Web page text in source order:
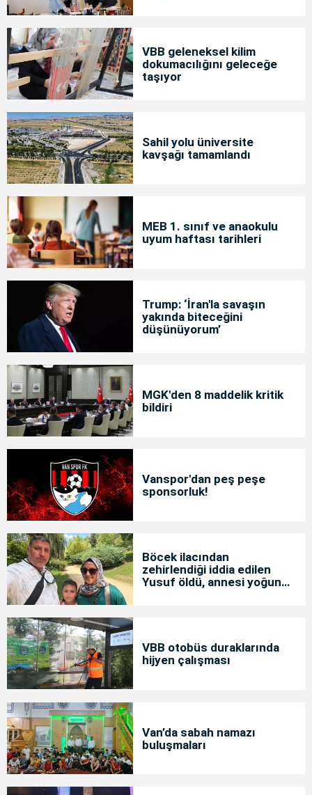
VBB geleneksel kilim
dokumacılığını geleceğe
taşıyor
Sahil yolu üniversite
kavşağı tamamlandı
MEB 1. sınıf ve anaokulu
uyum haftası tarihleri
Trump: ‘İran'la savaşın
yakında biteceğini
düşünüyorum’
MGK'den 8 maddelik kritik
bildiri
Vanspor'dan peş peşe
sponsorluk!
Böcek ilacından
zehirlendiği iddia edilen
Yusuf öldü, annesi yoğun
VBB otobüs duraklarında
hijyen çalışması
Van’da sabah namazı
buluşmaları